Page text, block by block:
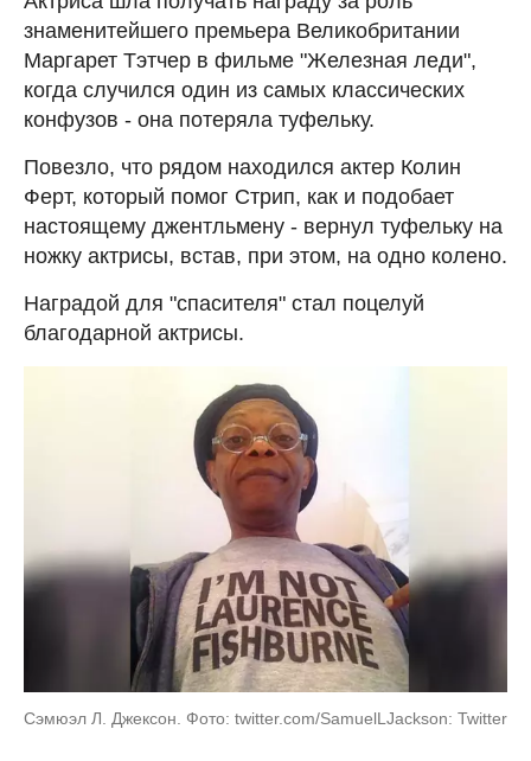
знаменитейшего премьера Великобритании
Маргарет Тэтчер в фильме "Железная леди",
когда случился один из самых классических
конфузов - она потеряла туфельку.
Повезло, что рядом находился актер Колин
Ферт, который помог Стрип, как и подобает
настоящему джентльмену - вернул туфельку на
ножку актрисы, встав, при этом, на одно колено.
Наградой для "спасителя" стал поцелуй
благодарной актрисы.
Сэмюэл Л. Джексон. Фото: twitter.com/SamuelLJackson: Twitter